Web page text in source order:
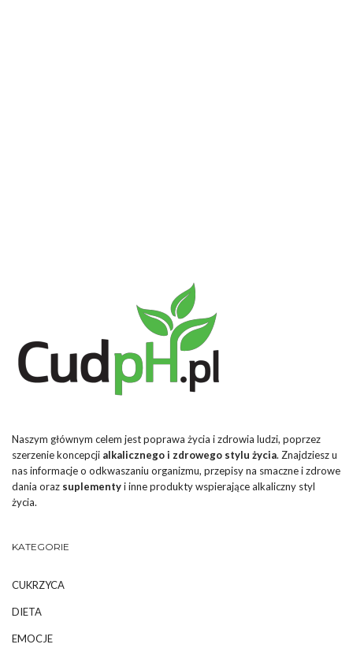
Naszym głównym celem jest poprawa życia i zdrowia ludzi, poprzez
szerzenie koncepcji alkalicznego i zdrowego stylu życia. Znajdziesz u
nas informacje o odkwaszaniu organizmu, przepisy na smaczne i zdrowe
dania oraz suplementyi inne produkty wspierające alkaliczny styl
życia.
KATEGORIE
CUKRZYCA
DIETA
EMOCJE